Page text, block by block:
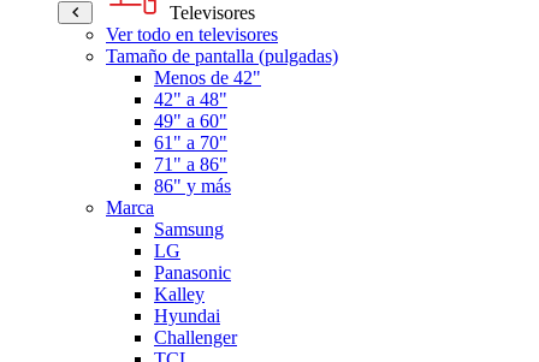
Televisores
Ver todo en televisores
Tamaño de pantalla (pulgadas)
Menos de 42"
42" a 48"
49" a 60"
61" a 70"
71" a 86"
86" y más
Marca
Samsung
LG
Panasonic
Kalley
Hyundai
Challenger